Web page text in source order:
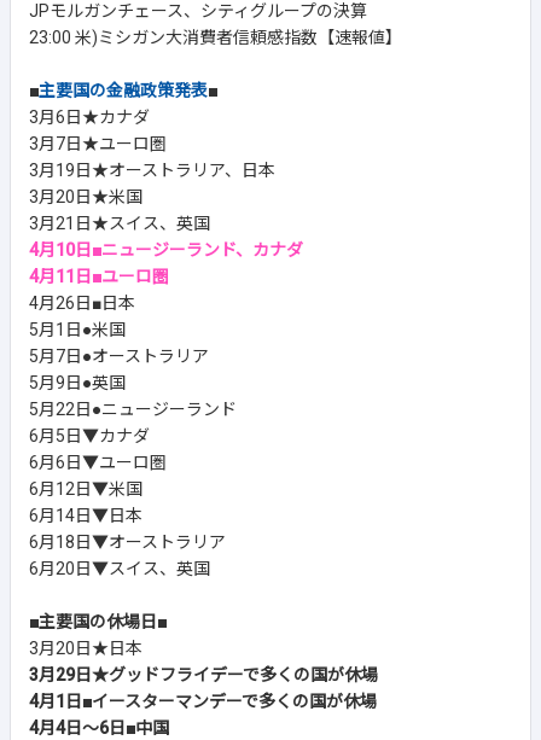
JPモルガンチェース、シティグループの決算
23:00 米)ミシガン大消費者信頼感指数【速報値】
■主要国の金融政策発表■
3月6日★カナダ
3月7日★ユーロ圏
3月19日★オーストラリア、日本
3月20日★米国
3月21日★スイス、英国
4月10日■ニュージーランド、カナダ
4月11日■ユーロ圏
4月26日■日本
5月1日●米国
5月7日●オーストラリア
5月9日●英国
5月22日●ニュージーランド
6月5日▼カナダ
6月6日▼ユーロ圏
6月12日▼米国
6月14日▼日本
6月18日▼オーストラリア
6月20日▼スイス、英国
■主要国の休場日■
3月20日★日本
3月29日★グッドフライデーで多くの国が休場
4月1日■イースターマンデーで多くの国が休場
4月4日～6日■中国